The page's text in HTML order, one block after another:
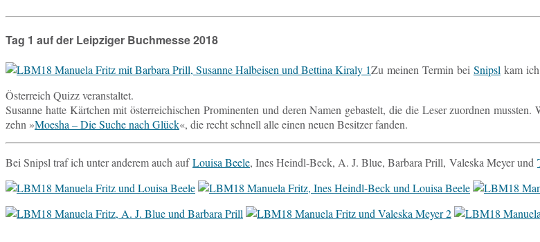
Tag 1 auf der Leipziger Buchmesse 2018
Zu meinen Termin bei Snipsl kam
Ös­ter­reich Quizz veranstaltet.
Su­san­ne hatte Kärt­chen mit ös­ter­rei­chi­schen Pro­mi­nen­ten und deren Namen ge­bas­telt, die die Leser zu­ord­nen
zehn »Moesha – Die Suche nach Glück«, die recht schnell alle einen neuen Be­sit­zer fanden.
Bei Snipsl traf ich unter an­de­rem auch aufLouisa Beele, Ines Heindl-Beck, A. J. Blue, Bar­ba­ra Prill, Val­eska Meyer und